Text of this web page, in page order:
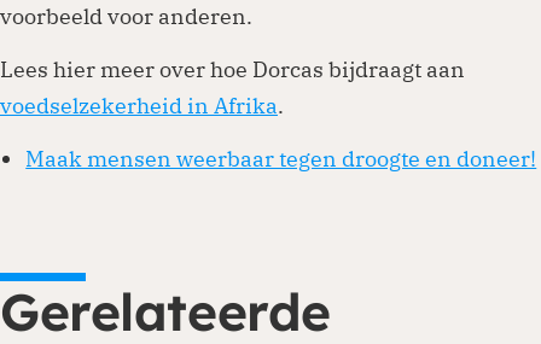
voorbeeld voor anderen.
Lees hier meer over hoe Dorcas bijdraagt aan
voedselzekerheid in Afrika.
Maak mensen weerbaar tegen droogte en doneer!
Gerelateerde